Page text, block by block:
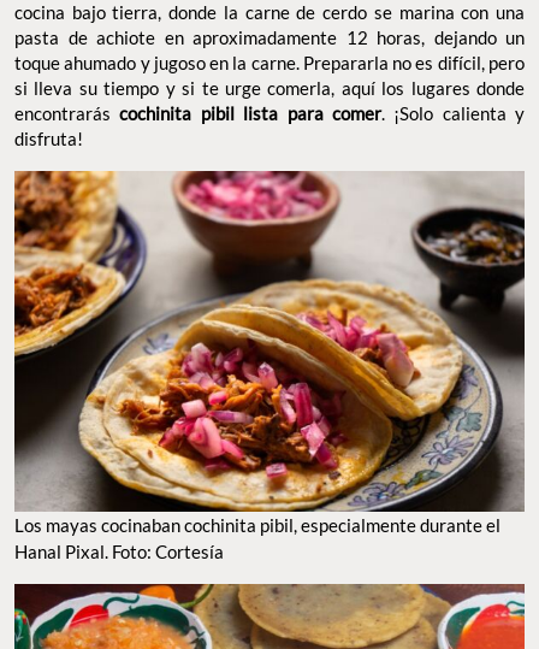
cocina bajo tierra, donde la carne de cerdo se marina con una
pasta de achiote en aproximadamente 12 horas, dejando un
toque ahumado y jugoso en la carne. Prepararla no es difícil, pero
si lleva su tiempo y si te urge comerla, aquí los lugares donde
encontraráscochinita pibil lista para comer. ¡Solo calienta y
disfruta!
Los mayas cocinaban cochinita pibil, especialmente durante el
Hanal Pixal. Foto: Cortesía